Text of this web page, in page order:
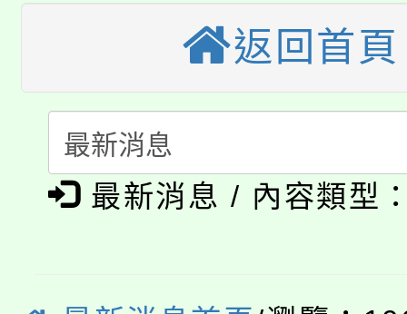
半價優惠，詳情可洽有
份教師增能研習
大溪自造教育及科技
份教師研習
淨零綠生活教案入校路
會
115年食農教育專業人
程
「本色祭」8/29、30在
場熱烈登場!
8/21下午1時於龍潭區
返回首頁
最新消息 / 內容類型